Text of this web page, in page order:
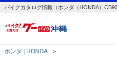
バイクカタログ情報（ホンダ（HONDA）
ホンダ | HONDA ＞